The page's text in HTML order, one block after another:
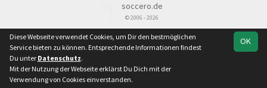
soccero.de
© 2006 - 2026
Besucherstatistik Kontakt Impressum Datenschutz
OK
Diese Webseite verwendet Cookies, um Dir den bestmöglichen
Service bieten zu können. Entsprechende Informationen findest
Du unter Datenschutz.
Mit der Nutzung der Webseite erklärst Du Dich mit der
Verwendung von Cookies einverstanden.